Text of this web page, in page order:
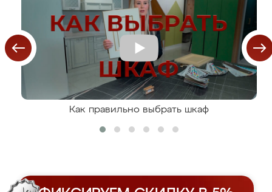
Как правильно выбрать шкаф